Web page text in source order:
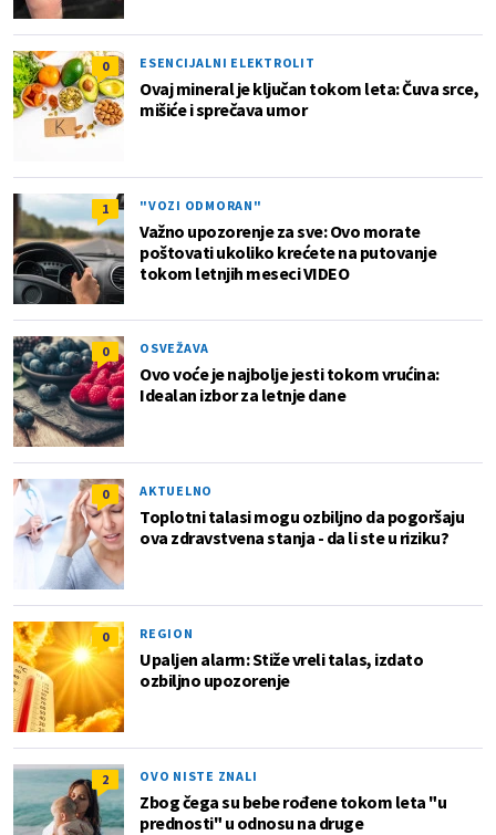
0 ESENCIJALNI ELEKTROLIT
Ovaj mineral je ključan tokom leta: Čuva srce,
mišiće i sprečava umor
1 "VOZI ODMORAN"
Važno upozorenje za sve: Ovo morate
poštovati ukoliko krećete na putovanje
tokom letnjih meseci VIDEO
0 OSVEŽAVA
Ovo voće je najbolje jesti tokom vrućina:
Idealan izbor za letnje dane
0 AKTUELNO
Toplotni talasi mogu ozbiljno da pogoršaju
ova zdravstvena stanja - da li ste u riziku?
0 REGION
Upaljen alarm: Stiže vreli talas, izdato
ozbiljno upozorenje
2 OVO NISTE ZNALI
Zbog čega su bebe rođene tokom leta "u
prednosti" u odnosu na druge